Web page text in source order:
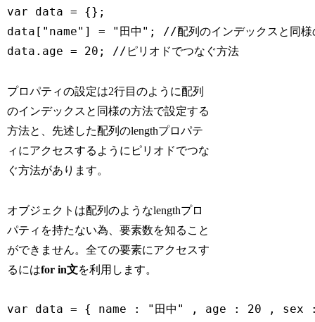
var data = {};
data["name"] = "田中"; //配列のインデックスと同様
data.age = 20; //ピリオドでつなぐ方法
プロパティの設定は2行目のように配列
のインデックスと同様の方法で設定する
方法と、先述した配列のlengthプロパテ
ィにアクセスするようにピリオドでつな
ぐ方法があります。
オブジェクトは配列のようなlengthプロ
パティを持たない為、要素数を知ること
ができません。全ての要素にアクセスす
るにはfor in文を利用します。
var data = { name : "田中" , age : 20 , sex